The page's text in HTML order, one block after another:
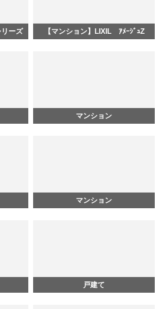
ーズ 【マンション】LIXIL ｱﾒｰｼﾞｭZ
マンション
マンション
戸建て